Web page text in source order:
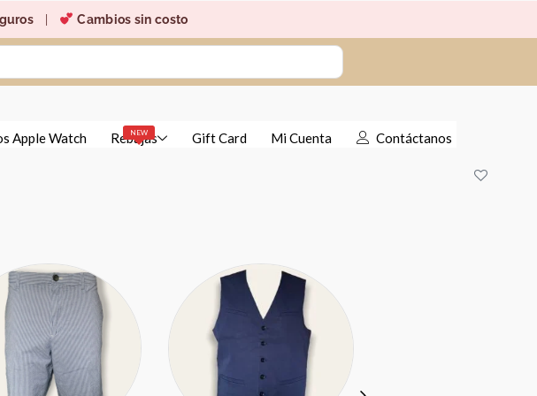
Cambios sin costo
Apple Watch NEW
Rebajas Gift Card Mi Cuenta Contáctanos